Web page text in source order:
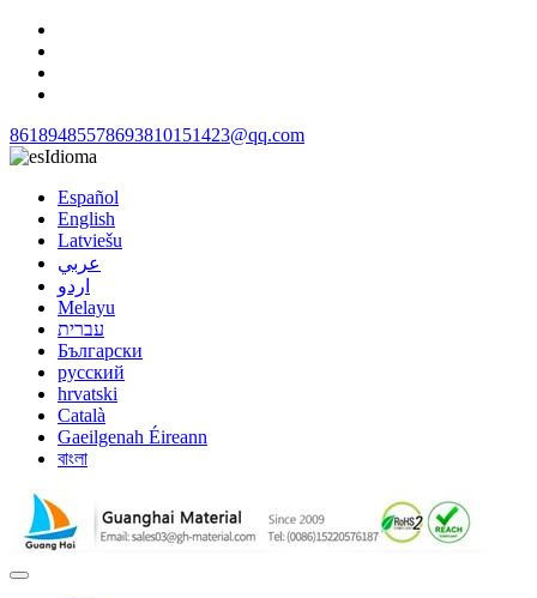
86189485578693810151423@qq.com
Idioma
Español
English
Latviešu
عربي
اردو
Melayu
עברית
Български
русский
hrvatski
Català
Gaeilgenah Éireann
বাংলা